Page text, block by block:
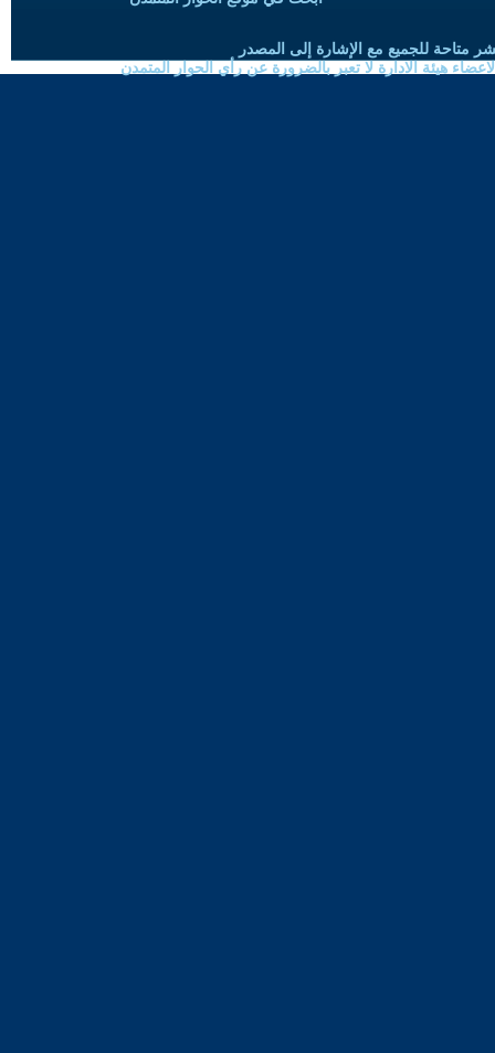
متاحة للجميع مع الإشارة إلى المصدر
هيئة الادارة لا تعبر بالضرورة عن رأي الحوار المتمدن